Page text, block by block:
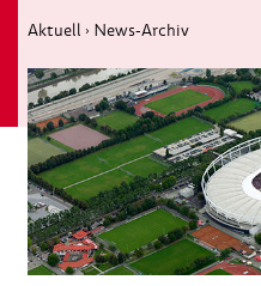
Aktuell › News-Archiv